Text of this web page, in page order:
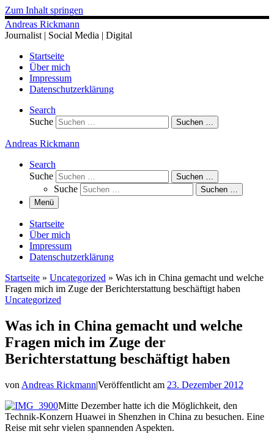
Zum Inhalt springen
Andreas Rickmann
Journalist | Social Media | Digital
Startseite
Über mich
Impressum
Datenschutzerklärung
Search
Suche
Suchen …
Andreas Rickmann
Search
Suche
Suchen …
Suche
Suchen …
Menü
Startseite
Über mich
Impressum
Datenschutzerklärung
Startseite » Uncategorized » Was ich in China gemacht und welche
Fragen mich im Zuge der Berichterstattung beschäftigt haben
Uncategorized
Was ich in China gemacht und welche
Fragen mich im Zuge der
Berichterstattung beschäftigt haben
von Andreas Rickmann|Veröffentlicht am 23. Dezember 2012
Mitte Dezember hatte ich die Möglichkeit, den
Technik-Konzern Huawei in Shenzhen in China zu besuchen. Eine
Reise mit sehr vielen spannenden Aspekten.